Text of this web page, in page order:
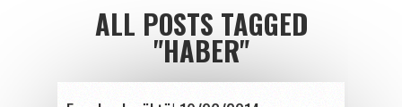
ALL POSTS TAGGED
"HABER"